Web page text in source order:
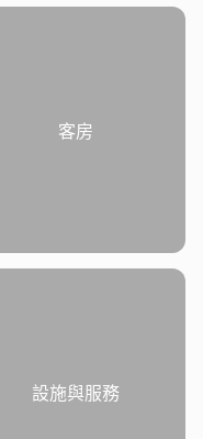
客房
設施與服務